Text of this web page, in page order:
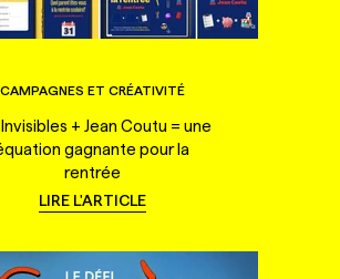
CAMPAGNES ET CRÉATIVITÉ
+ Jean Coutu = une
gagnante pour la
rentrée
LIRE L'ARTICLE